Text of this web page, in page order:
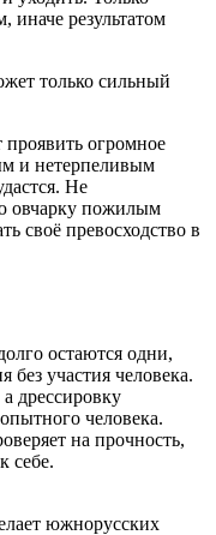
иначе результатом
только сильный
огромное
и нетерпеливым
Не
овчарку пожилым
своё превосходство в
остаются одни,
участия человека.
дрессировку
человека.
на прочность,
себе.
южнорусских